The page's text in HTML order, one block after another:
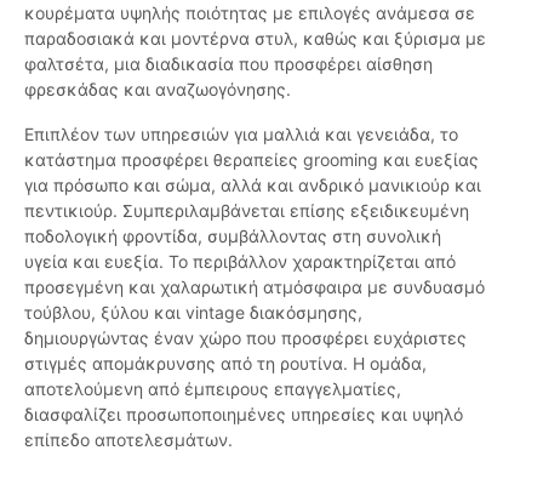
κουρέματα υψηλής ποιότητας με επιλογές ανάμεσα σε
παραδοσιακά και μοντέρνα στυλ, καθώς και ξύρισμα με
φαλτσέτα, μια διαδικασία που προσφέρει αίσθηση
φρεσκάδας και αναζωογόνησης.
Επιπλέον των υπηρεσιών για μαλλιά και γενειάδα, το
κατάστημα προσφέρει θεραπείες grooming και ευεξίας
για πρόσωπο και σώμα, αλλά και ανδρικό μανικιούρ και
πεντικιούρ. Συμπεριλαμβάνεται επίσης εξειδικευμένη
ποδολογική φροντίδα, συμβάλλοντας στη συνολική
υγεία και ευεξία. Το περιβάλλον χαρακτηρίζεται από
προσεγμένη και χαλαρωτική ατμόσφαιρα με συνδυασμό
τούβλου, ξύλου και vintage διακόσμησης,
δημιουργώντας έναν χώρο που προσφέρει ευχάριστες
στιγμές απομάκρυνσης από τη ρουτίνα. Η ομάδα,
αποτελούμενη από έμπειρους επαγγελματίες,
διασφαλίζει προσωποποιημένες υπηρεσίες και υψηλό
επίπεδο αποτελεσμάτων.